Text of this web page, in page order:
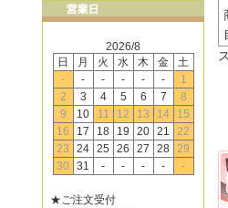
2026/8
日
月 火 水 木 金
土
-
- - - - -
1
2
3 4 5 6 7
8
9
10 11 12 13 14
15
16
17 18 19 20 21
22
23
24 25 26 27 28 29
30
31 - - - - -
★ご注文受付